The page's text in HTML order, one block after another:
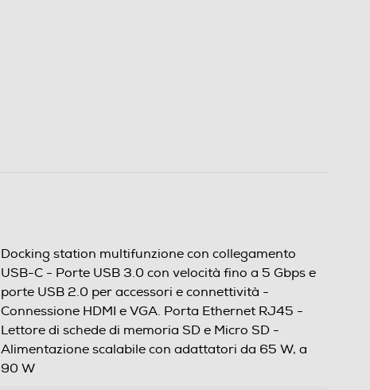
Docking station multifunzione con collegamento
USB-C - Porte USB 3.0 con velocità fino a 5 Gbps e
porte USB 2.0 per accessori e connettività -
Connessione HDMI e VGA. Porta Ethernet RJ45 -
Lettore di schede di memoria SD e Micro SD -
Alimentazione scalabile con adattatori da 65 W, a
90 W